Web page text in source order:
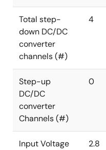
Total step-
down DC/DC
converter
channels (#)
4
Step-up
DC/DC
converter
Channels (#)
0
Input Voltage
2.8